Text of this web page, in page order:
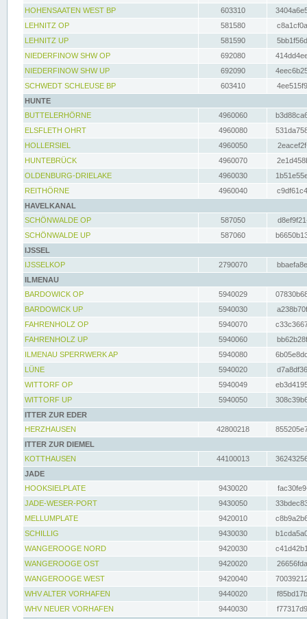
HOHENSAATEN WEST BP
603310
LEHNITZ OP
581580
LEHNITZ UP
581590
NIEDERFINOW SHW OP
692080
NIEDERFINOW SHW UP
692090
SCHWEDT SCHLEUSE BP
603410
HUNTE
BUTTELERHÖRNE
4960060
ELSFLETH OHRT
4960080
HOLLERSIEL
4960050
HUNTEBRÜCK
4960070
OLDENBURG-DRIELAKE
4960030
REITHÖRNE
4960040
HAVELKANAL
SCHÖNWALDE OP
587050
SCHÖNWALDE UP
587060
IJSSEL
IJSSELKOP
2790070
ILMENAU
BARDOWICK OP
5940029
BARDOWICK UP
5940030
FAHRENHOLZ OP
5940070
FAHRENHOLZ UP
5940060
ILMENAU SPERRWERK AP
5940080
LÜNE
5940020
WITTORF OP
5940049
WITTORF UP
5940050
ITTER ZUR EDER
HERZHAUSEN
42800218
ITTER ZUR DIEMEL
KOTTHAUSEN
44100013
JADE
HOOKSIELPLATE
9430020
JADE-WESER-PORT
9430050
MELLUMPLATE
9420010
SCHILLIG
9430030
WANGEROOGE NORD
9420030
WANGEROOGE OST
9420020
WANGEROOGE WEST
9420040
WHV ALTER VORHAFEN
9440020
WHV NEUER VORHAFEN
9440030